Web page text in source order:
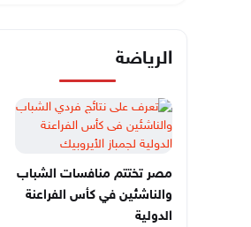
الرياضة
مصر تختتم منافسات الشباب
والناشئين في كأس الفراعنة
الدولية